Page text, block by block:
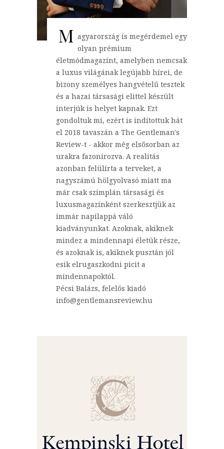
M agyarország is megérdemel egy
olyan prémium
életmódmagazint, amelyben nemcsak
a luxus világának legújabb hírei, de
bizony személyes hangvételű tesztek
és a hazai társasági elittel készült
interjúk is helyet kapnak. Ezt
gondoltuk mi, ezért is indítottuk hát
el 2018 tavaszán a The Gentleman's
Review-t - akkor még elsősorban az
urakra fazonírozva. A realitás
azonban felülírta a terveket, a
nagyszámú hölgyolvasó miatt ma
már csak szimplán társasági és
luxusmagazinként szerkesztjük az
immár napilappá váló
kiadványunkat. Azoknak, akiknek
mindez a mindennapi életük része,
és azoknak is, akiknek pusztán jól
esik elrugaszkodni picit a
mindennapoktól.
Pécsi Balázs, felelős kiadó
info@gentlemansreview.hu